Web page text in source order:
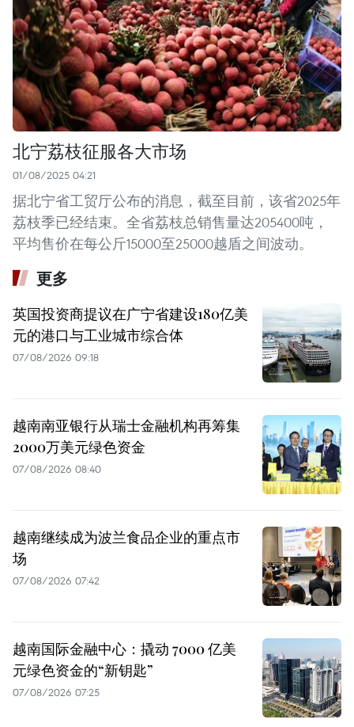
北宁荔枝征服各大市场
01/08/2025 04:21
据北宁省工贸厅公布的消息，截至目前，该省2025年
荔枝季已经结束。全省荔枝总销售量达205400吨，
平均售价在每公斤15000至25000越盾之间波动。
更多
英国投资商提议在广宁省建设180亿美
元的港口与工业城市综合体
07/08/2026 09:18
越南南亚银行从瑞士金融机构再筹集
2000万美元绿色资金
07/08/2026 08:40
越南继续成为波兰食品企业的重点市
场
07/08/2026 07:42
越南国际金融中心：撬动 7000 亿美
元绿色资金的“新钥匙”
07/08/2026 07:25